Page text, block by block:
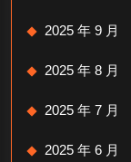
2025 年 9 月
2025 年 8 月
2025 年 7 月
2025 年 6 月